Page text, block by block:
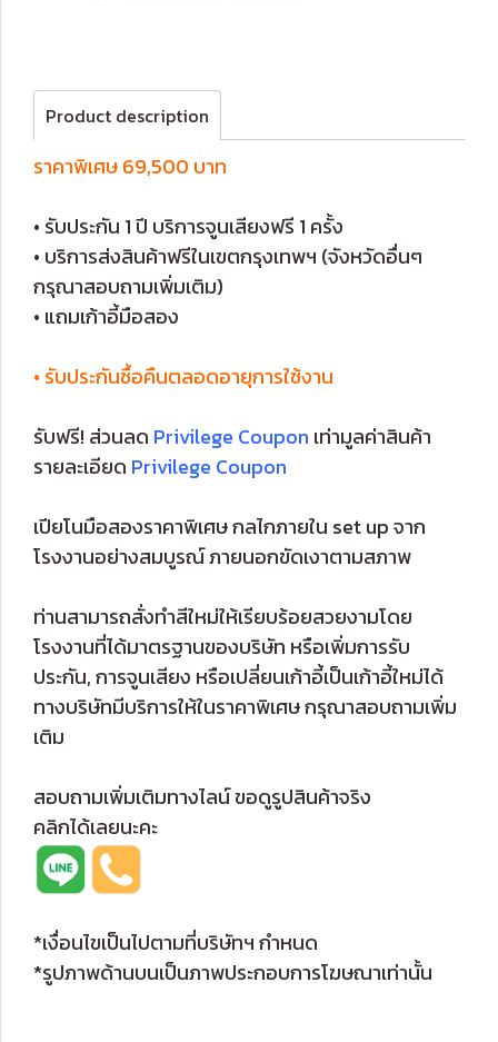
Product description
ราคาพิเศษ 69,500 บาท
• รับประกัน 1 ปี บริการจูนเสียงฟรี 1 ครั้ง
• บริการส่งสินค้าฟรีในเขตกรุงเทพฯ (จังหวัดอื่นๆ
กรุณาสอบถามเพิ่มเติม)
• แถมเก้าอี้มือสอง
• รับประกันซื้อคืนตลอดอายุการใช้งาน
รับฟรี! ส่วนลด Privilege Coupon เท่ามูลค่าสินค้า​
รายละเอียด Privilege Coupon
เปียโนมือสองราคาพิเศษ กลไกภายใน set up จาก
โรงงานอย่างสมบูรณ์ ภายนอกขัดเงาตามสภาพ
ท่านสามารถสั่งทำสีใหม่ให้เรียบร้อยสวยงามโดย
โรงงานที่ได้มาตรฐานของบริษัท หรือเพิ่มการรับ
ประกัน, การจูนเสียง หรือเปลี่ยนเก้าอี้เป็นเก้าอี้ใหม่ได้
ทางบริษัทมีบริการให้ในราคาพิเศษ กรุณาสอบถามเพิ่ม
เติม
สอบถามเพิ่มเติมทางไลน์ ขอดูรูปสินค้าจริง
คลิกได้เลยนะคะ
*เงื่อนไขเป็นไปตามที่บริษัทฯ กำหนด
*รูปภาพด้านบนเป็นภาพประกอบการโฆษณาเท่านั้น